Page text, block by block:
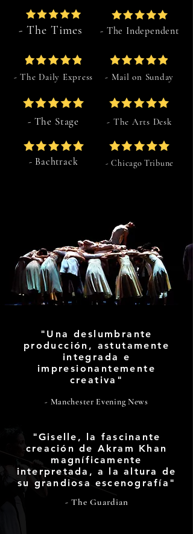
- The Times - The Independent
- The Daily Express - Mail on Sunday
- The Stage - The Arts Desk
- Bachtrack - Chicago Tribune
"Una deslumbrante
producción, astutamente
integrada e
impresionantemente
creativa"
- Manchester Evening News
"Giselle, la fascinante
creación de Akram Khan
magníficamente
interpretada, a la altura de
su grandiosa escenografía"
- The Guardian